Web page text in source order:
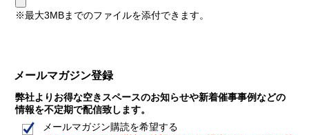
※最大3MBまでのファイルを添付できます。
メールマガジン登録
弊社よりお得な空きスペースのお知らせや新着催事事例などの
情報を不定期で配信致します。
メールマガジン購読を希望する